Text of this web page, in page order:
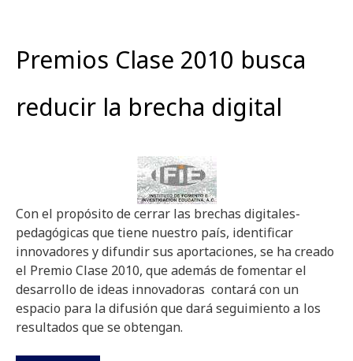
Premios Clase 2010 busca
reducir la brecha digital
Con el propósito de cerrar las brechas digitales-
pedagógicas que tiene nuestro país, identificar
innovadores y difundir sus aportaciones, se ha creado
el Premio Clase 2010, que además de fomentar el
desarrollo de ideas innovadoras contará con un
espacio para la difusión que dará seguimiento a los
resultados que se obtengan.